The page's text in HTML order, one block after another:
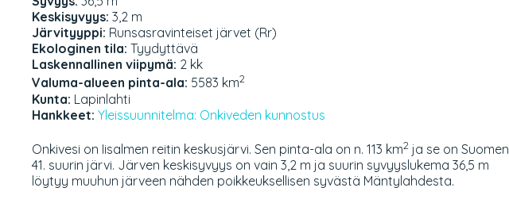
Keskisyvyys: 3,2 m
Järvityyppi: Runsasravinteiset järvet (Rr)
Ekologinen tila: Tyydyttävä
Laskennallinen viipymä: 2 kk
Valuma-alueen pinta-ala: 5583 km2
Kunta: Lapinlahti
Hankkeet: Yleissuunnitelma: Onkiveden kunnostus
Onkivesi on Iisalmen reitin keskusjärvi. Sen pinta-ala on n. 113 km2ja se on Suomen
41. suurin järvi. Järven keskisyvyys on vain 3,2 m ja suurin syvyyslukema 36,5 m
löytyy muuhun järveen nähden poikkeuksellisen syvästä Mäntylahdesta.